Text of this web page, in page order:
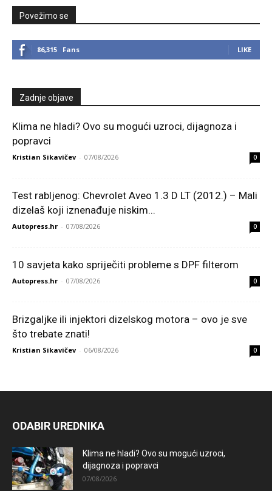
Povežimo se
86,315 Fans LIKE
Zadnje objave
Klima ne hladi? Ovo su mogući uzroci, dijagnoza i
popravci
Kristian Sikavičev - 07/08/2026 0
Test rabljenog: Chevrolet Aveo 1.3 D LT (2012.) – Mali
dizelaš koji iznenađuje niskim...
Autopress.hr - 07/08/2026 0
10 savjeta kako spriječiti probleme s DPF filterom
Autopress.hr - 07/08/2026 0
Brizgaljke ili injektori dizelskog motora – ovo je sve
što trebate znati!
Kristian Sikavičev - 06/08/2026 0
ODABIR UREDNIKA
Klima ne hladi? Ovo su mogući uzroci,
dijagnoza i popravci
07/08/2026